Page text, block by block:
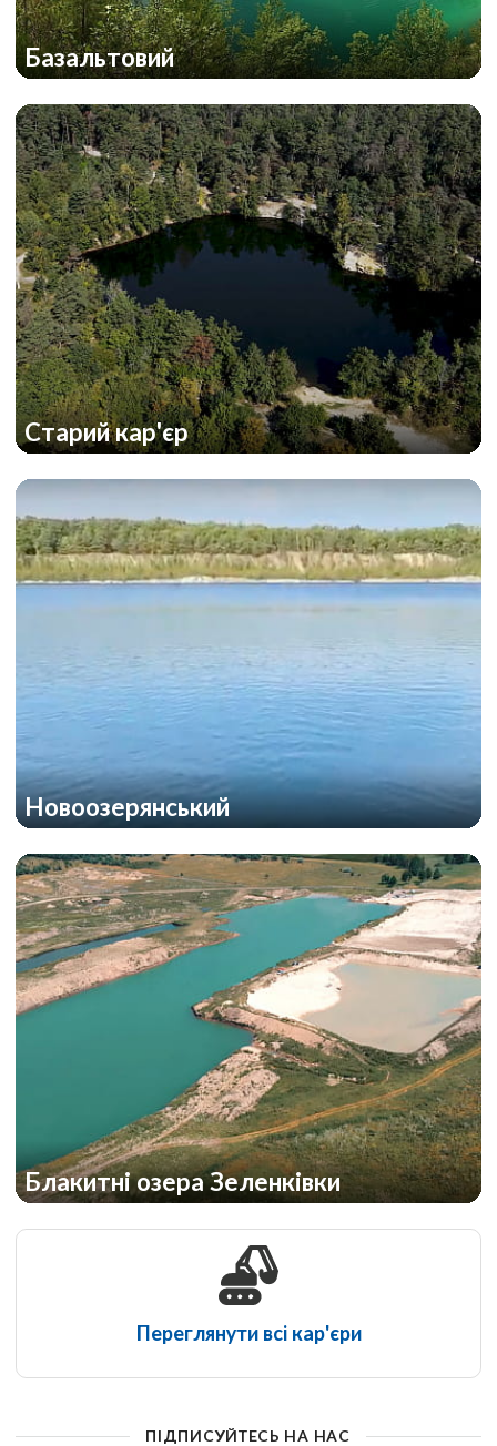
Базальтовий
Старий кар'єр
Новоозерянський
Блакитні озера Зеленківки
Переглянути всі кар'єри
ПІДПИСУЙТЕСЬ НА НАС